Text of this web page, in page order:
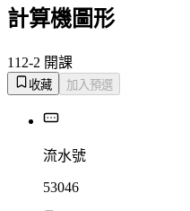
計算機圖形
112-2 開課
收藏 加入預選
流水號
53046